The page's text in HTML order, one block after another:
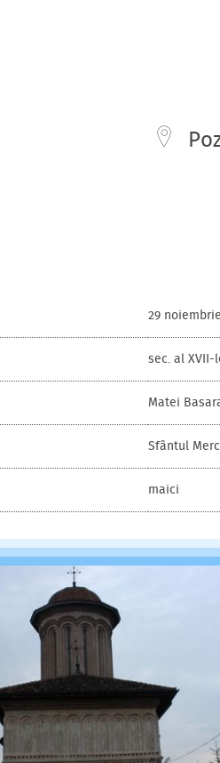
29
sec. al XVII-
Matei
Sfântul
maici